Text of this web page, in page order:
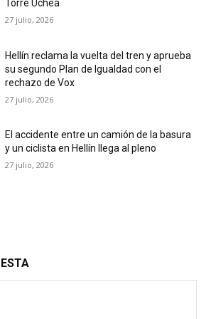
Torre Uchea
27 julio, 2026
Hellín reclama la vuelta del tren y aprueba
su segundo Plan de Igualdad con el
rechazo de Vox
27 julio, 2026
El accidente entre un camión de la basura
y un ciclista en Hellín llega al pleno
27 julio, 2026